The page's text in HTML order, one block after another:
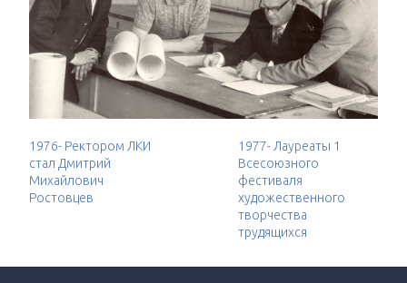
1976- Ректором ЛКИ
стал Дмитрий
Михайлович
Ростовцев
1977- Лауреаты 1
Всесоюзного
фестиваля
художественного
творчества
трудящихся